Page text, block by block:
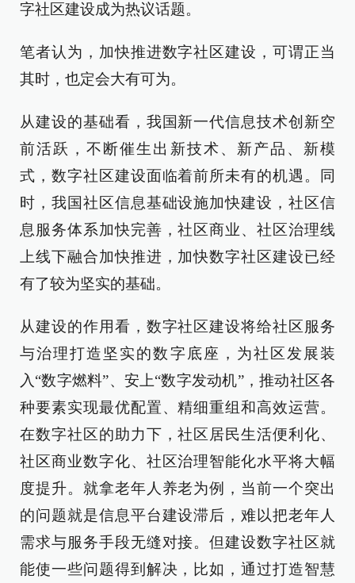
字社区建设成为热议话题。
笔者认为，加快推进数字社区建设，可谓正当
其时，也定会大有可为。
从建设的基础看，我国新一代信息技术创新空
前活跃，不断催生出新技术、新产品、新模
式，数字社区建设面临着前所未有的机遇。同
时，我国社区信息基础设施加快建设，社区信
息服务体系加快完善，社区商业、社区治理线
上线下融合加快推进，加快数字社区建设已经
有了较为坚实的基础。
从建设的作用看，数字社区建设将给社区服务
与治理打造坚实的数字底座，为社区发展装
入“数字燃料”、安上“数字发动机”，推动社区各
种要素实现最优配置、精细重组和高效运营。
在数字社区的助力下，社区居民生活便利化、
社区商业数字化、社区治理智能化水平将大幅
度提升。就拿老年人养老为例，当前一个突出
的问题就是信息平台建设滞后，难以把老年人
需求与服务手段无缝对接。但建设数字社区就
能使一些问题得到解决，比如，通过打造智慧